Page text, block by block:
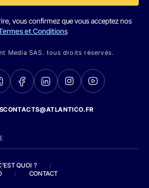
vous confirmez que vous acceptez nos
et Conditions
Media SAS. tous droits réservés.
QUOI ?
/
/ CONTACT